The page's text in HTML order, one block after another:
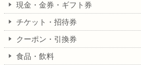
現金・金券・ギフト券
チケット・招待券
クーポン・引換券
食品・飲料